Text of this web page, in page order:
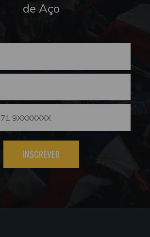
de Aço
INSCREVER